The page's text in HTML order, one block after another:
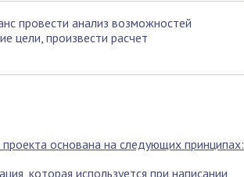
провести анализ возможностей
цели, произвести расчет
основана на следующих принципах:
которая используется при написании